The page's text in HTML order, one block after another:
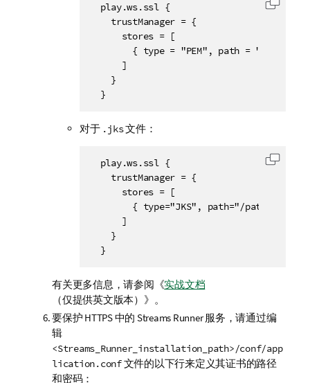
  play.ws.ssl {
    trustManager = {
      stores = [
{ type = "PEM", path = "/path/
      ]
    }
  }
复制代
对于 .jks文件：
  play.ws.ssl {
    trustManager = {
      stores = [
{ type="JKS", path="/path/to/
      ]
    }
  }
复制代
有关更多信息，请参阅《实战文档
（仅提供英文版本） 》。
要保护 HTTPS 中的 Streams Runner服务，请通过编
辑
<Streams_Runner_installation_path>/conf/app
lication.conf文件的以下行来定义其证书的路径
和密码：